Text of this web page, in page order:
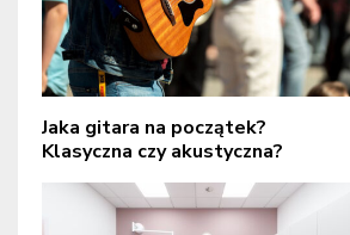
Jaka gitara na początek?
Klasyczna czy akustyczna?